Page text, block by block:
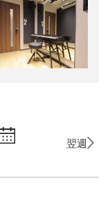
翌週